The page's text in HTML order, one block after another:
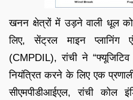
खनन क्षेत्रों में उड़ने वाली धूल
लिए, सेंट्रल माइन प्लानिंग
(CMPDIL), रांची ने
नियंत्रित करने के लिए एक
सीएमपीडीआईएल, रांची कोल